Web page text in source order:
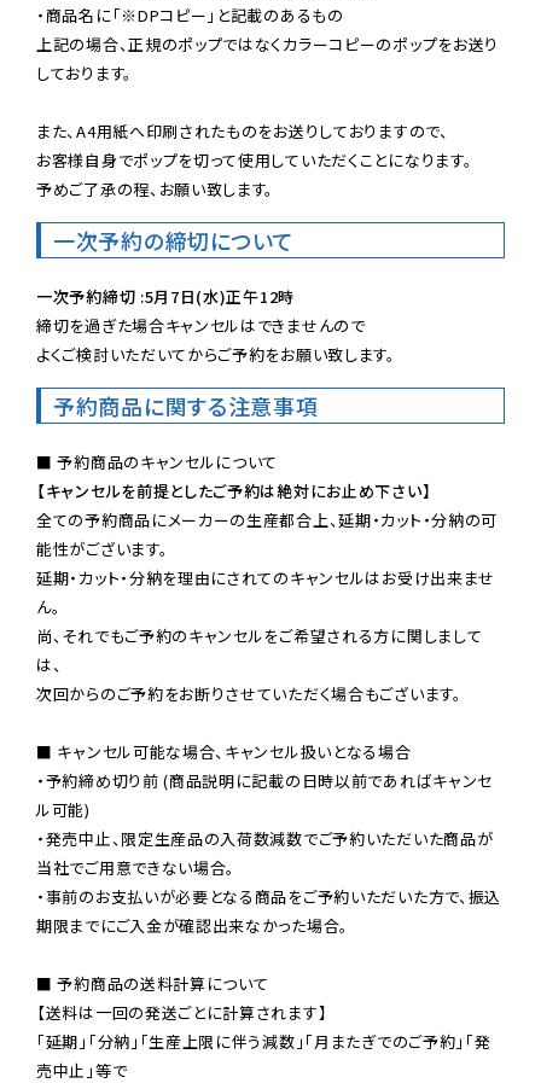
・商品名に「※DPコピー」と記載のあるもの
上記の場合、正規のポップではなくカラーコピーのポップをお送り
しております。
また、A4用紙へ印刷されたものをお送りしておりますので、
お客様自身でポップを切って使用していただくことになります。
予めご了承の程、お願い致します。
一次予約の締切について
一次予約締切 :5月7日(水)正午12時
締切を過ぎた場合キャンセルはできませんので
よくご検討いただいてからご予約をお願い致します。
予約商品に関する注意事項
【キャンセルを前提としたご予約は絶対にお止め下さい】
全ての予約商品にメーカーの生産都合上、延期・カット・分納の可
能性がございます。
延期・カット・分納を理由にされてのキャンセルはお受け出来ませ
ん。
尚、それでもご予約のキャンセルをご希望される方に関しまして
は、
次回からのご予約をお断りさせていただく場合もございます。
■ キャンセル可能な場合、キャンセル扱いとなる場合
・予約締め切り前 (商品説明に記載の日時以前であればキャンセ
ル可能)
・発売中止、限定生産品の入荷数減数でご予約いただいた商品が
当社でご用意できない場合。
・事前のお支払いが必要となる商品をご予約いただいた方で、振込
期限までにご入金が確認出来なかった場合。
■ 予約商品の送料計算について
【送料は一回の発送ごとに計算されます】
「延期」「分納」「生産上限に伴う減数」「月またぎでのご予約」「発
売中止」等で